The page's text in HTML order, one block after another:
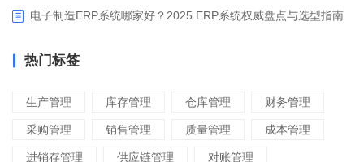
电子制造ERP系统哪家好？2025 ERP系统权威盘点与选型指南
热门标签
生产管理 库存管理 仓库管理 财务管理
采购管理 销售管理 质量管理 成本管理
进销存管理 供应链管理 对账管理